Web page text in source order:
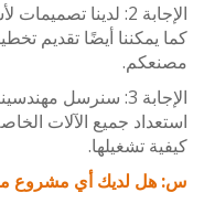
الإجابة 2: لدينا تصميمات
أيضًا تقديم تخطيط
الإجابة 3: سنرسل
جميع الآلات الخاصة بكم،
تشغيلها.
لديك أي مشروع